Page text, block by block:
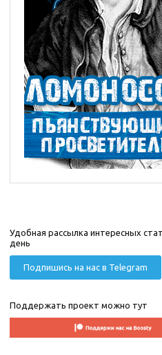
Удобная рассылка интересных
день
Подпишись на нас в Telegram
Поддержать проект можно тут